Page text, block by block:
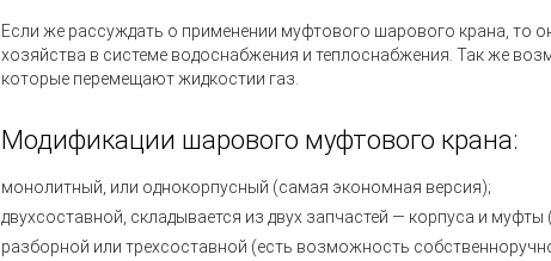
Если же рассуждать о применении муфтового шарового крана, то
хозяйства в системе водоснабжения и теплоснабжения. Так же
которые перемещают жидкостии газ.
Модификации шарового муфтового крана:
монолитный, или однокорпусный (самая экономная версия);
двухсоставной, складывается из двух запчастей — корпуса и муфты (
разборной или трехсоставной (есть возможность